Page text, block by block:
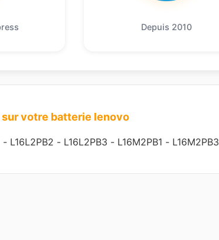
Depuis 2010
votre batterie lenovo
- L16L2PB2 - L16L2PB3 - L16M2PB1 - L16M2PB3